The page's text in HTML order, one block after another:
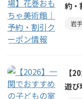
約・
岩
【
遊び